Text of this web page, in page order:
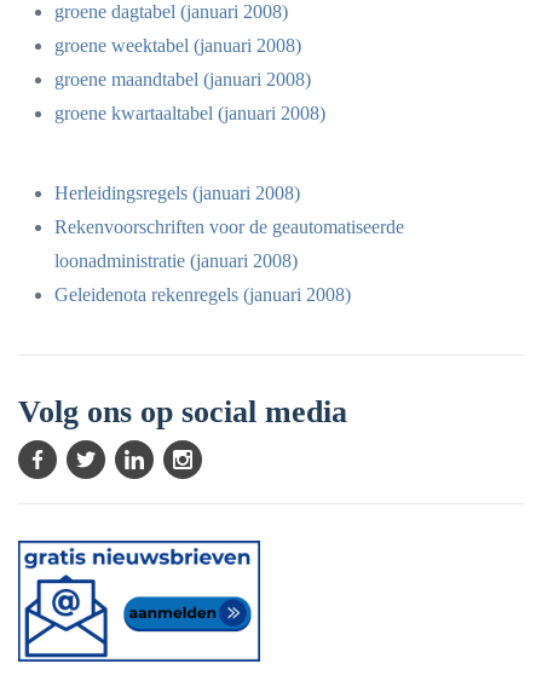
groene dagtabel (januari 2008)
groene weektabel (januari 2008)
groene maandtabel (januari 2008)
groene kwartaaltabel (januari 2008)
Herleidingsregels (januari 2008)
Rekenvoorschriften voor de geautomatiseerde
loonadministratie (januari 2008)
Geleidenota rekenregels (januari 2008)
Volg ons op social media